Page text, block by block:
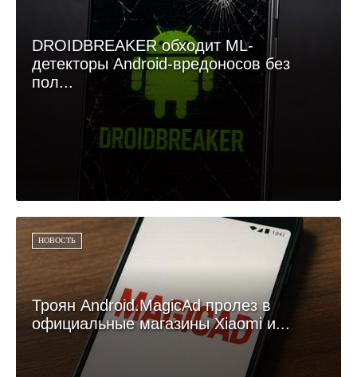
DROIDBREAKER обходит ML-
детекторы Android-вредоносов без
пол...
НОВОСТЬ
Троян Android.MagicAd пролез в
официальные магазины Xiaomi и...